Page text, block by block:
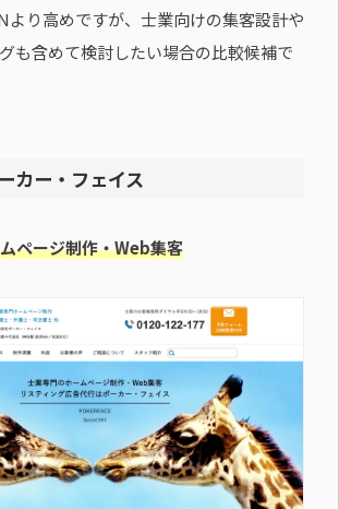
より高めですが、士業向けの集客設計や
も含めて検討したい場合の比較候補で
カー・フェイス
ページ制作・Web集客